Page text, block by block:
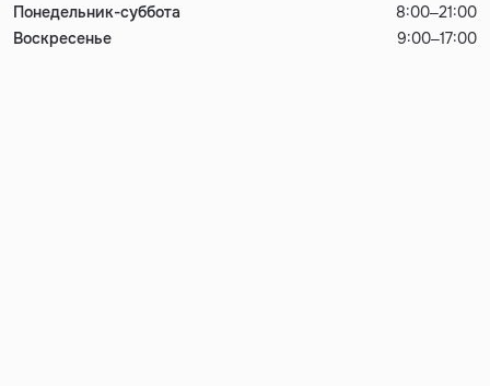
Понедельник-суббота
8:00–21:00
Воскресенье
9:00–17:00